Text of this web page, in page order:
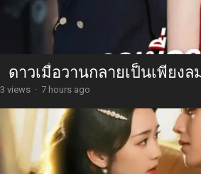
ดาวเมื่อวานกลายเป็นเพียงล
3 views · 7 hours ago